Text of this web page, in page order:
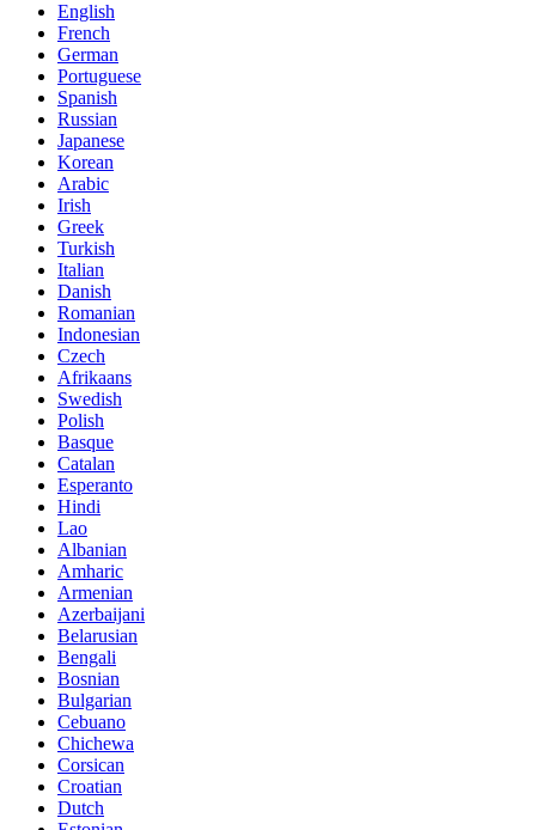
English
French
German
Portuguese
Spanish
Russian
Japanese
Korean
Arabic
Irish
Greek
Turkish
Italian
Danish
Romanian
Indonesian
Czech
Afrikaans
Swedish
Polish
Basque
Catalan
Esperanto
Hindi
Lao
Albanian
Amharic
Armenian
Azerbaijani
Belarusian
Bengali
Bosnian
Bulgarian
Cebuano
Chichewa
Corsican
Croatian
Dutch